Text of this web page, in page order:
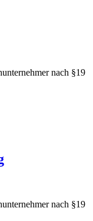
nach §19
nach §19